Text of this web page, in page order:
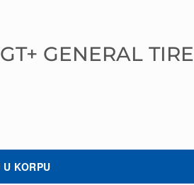
GENERAL TIRE
U KORPU